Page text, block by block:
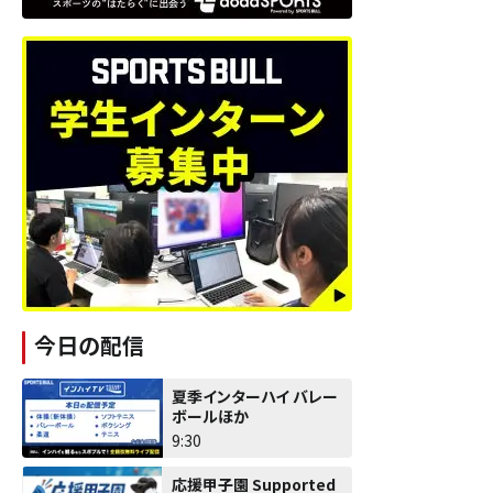
今日の配信
夏季インターハイ バレー
ボールほか
9:30
応援甲子園 Supported